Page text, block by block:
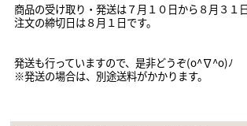
商品の受け取り・発送は７月１０ 日から８月３１
注文の締切日は８月１日です。
発送も行っていますので、是非どうぞ(o^∇^o)ﾉ
※発送の場合は、別途送料がかかります。